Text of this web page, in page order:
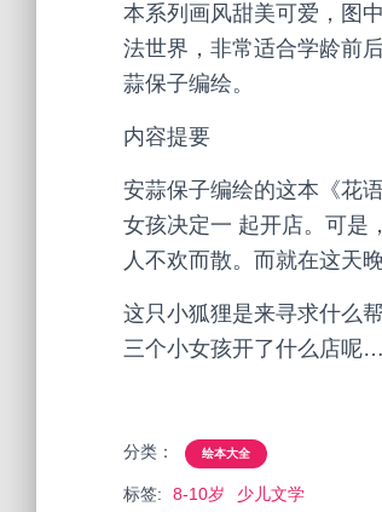
本系列画风甜美可爱，图
法世界，非常适合学龄前
蒜保子编绘。
内容提要
安蒜保子编绘的这本《花
女孩决定一 起开店。可是
人不欢而散。而就在这天
这只小狐狸是来寻求什么
三个小女孩开了什么店
分类： 绘本大全
标签: 8-10岁 少儿文学